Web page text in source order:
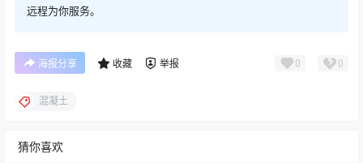
远程为你服务。
海报分享 收藏 举报 0 0
混凝土
猜你喜欢